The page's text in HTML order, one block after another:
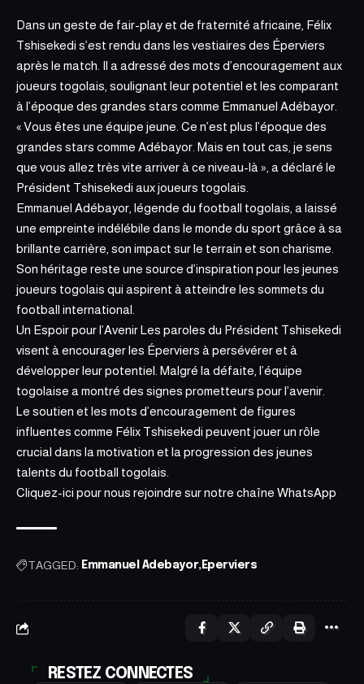
Dans un geste de fair-play et de fraternité africaine, Félix
Tshisekedi s’est rendu dans les vestiaires des Éperviers
après le match. Il a adressé des mots d’encouragement aux
joueurs togolais, soulignant leur potentiel et les comparant
à l’époque des grandes stars comme Emmanuel Adébayor.
« Vous êtes une équipe jeune. Ce n’est plus l’époque des
grandes stars comme Adébayor. Mais en tout cas, je sens
que vous allez très vite arriver à ce niveau-là », a déclaré le
Président Tshisekedi aux joueurs togolais.
Emmanuel Adébayor, légende du football togolais, a laissé
une empreinte indélébile dans le monde du sport grâce à sa
brillante carrière, son impact sur le terrain et son charisme.
Son héritage reste une source d’inspiration pour les jeunes
joueurs togolais qui aspirent à atteindre les sommets du
football international.
Un Espoir pour l’Avenir Les paroles du Président Tshisekedi
visent à encourager les Éperviers à persévérer et à
développer leur potentiel. Malgré la défaite, l’équipe
togolaise a montré des signes prometteurs pour l’avenir.
Le soutien et les mots d’encouragement de figures
influentes comme Félix Tshisekedi peuvent jouer un rôle
crucial dans la motivation et la progression des jeunes
talents du football togolais.
Cliquez-ici pour nous rejoindre sur notre chaîne WhatsApp
TAGGED: Emmanuel Adebayor Eperviers
RESTEZ CONNECTES